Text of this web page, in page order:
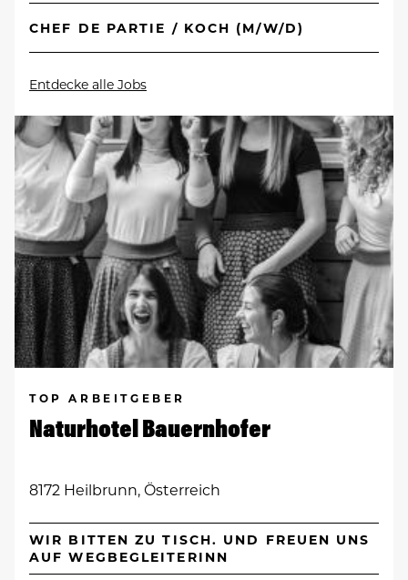
CHEF DE PARTIE / KOCH (M/W/D)
Entdecke alle Jobs
TOP ARBEITGEBER
Naturhotel Bauernhofer
8172 Heilbrunn, Österreich
WIR BITTEN ZU TISCH. UND FREUEN UNS
AUF WEGBEGLEITERINN